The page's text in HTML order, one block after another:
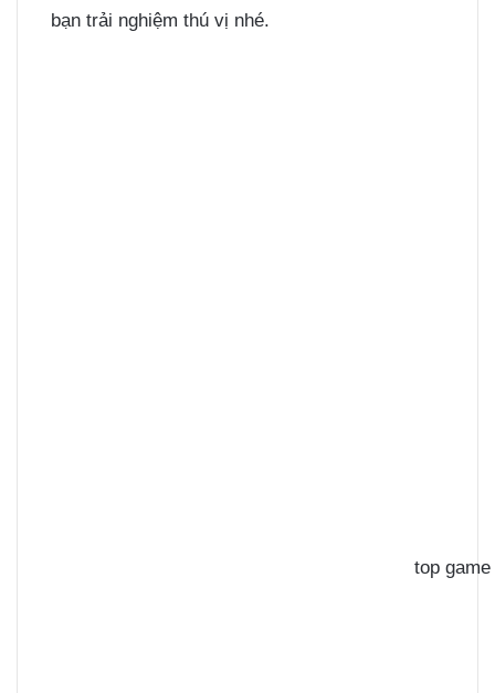
bạn trải nghiệm thú vị nhé.
top